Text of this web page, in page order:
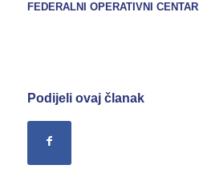
FEDERALNI OPERATIVNI CENTAR
Podijeli ovaj članak